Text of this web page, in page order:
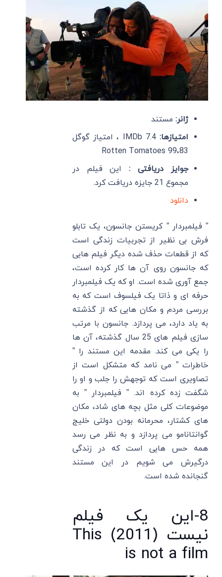
ژانر: مستند
امتیازها:
IMDb 7.4 ، امتیاز گوگل
83،Rotten Tomatoes 99
جوایز دریافتی :
این فیلم در
مجموع 21 جایزه دریافت کرد.
دانلود
” فیلمبردار ” کریستن جانسون، یک تابلو
فرش بی نظیر از تجربیات زندگی است
که از قطعات حذف شده دیگر فیلم هایی
که جانسون روی آن ها کار کرده است،
جمع آوری شده است. او که یک فیلمبردار
حرفه ای و ذاتا یک فیلسوف است که به
بررسی مردم و مکان هایی که از گذشته
به یاد دارد، می پردازد. جانسون با مرتب
سازی فیلم های 25 سال گذشته، آن ها
را یکی می کند. مقدمه این مستند را ”
خاطرات ” می نامد که متشکل است از
تصاویری است که توجهش را جلب و او را
شگفت زده کرده اند. ” فیلمبردار ” به
موضوعات کلی مثل بچه های شاد، مکان
های کشتار، محرمانه بودن دولتی خلیج
گوانتانامو می پردازد و به نظر می رسد
همه حس هایی است که در زندگی
درگیرش می شویم در این مستند
گنجانده شده است.
8-این یک فیلم
نیست (2011) This
is not a film